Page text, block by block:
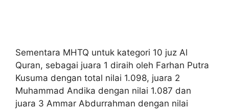
Sementara MHTQ untuk kategori 10 juz Al
Quran, sebagai juara 1 diraih oleh Farhan Putra
Kusuma dengan total nilai 1.098, juara 2
Muhammad Andika dengan nilai 1.087 dan
juara 3 Ammar Abdurrahman dengan nilai